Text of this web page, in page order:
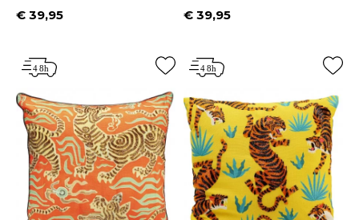
Prijs
€ 39,95 Prijs
€ 39,95